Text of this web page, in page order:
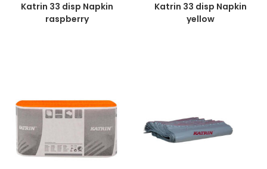
Katrin 33 disp Napkin
raspberry
Katrin 33 disp Napkin
yellow